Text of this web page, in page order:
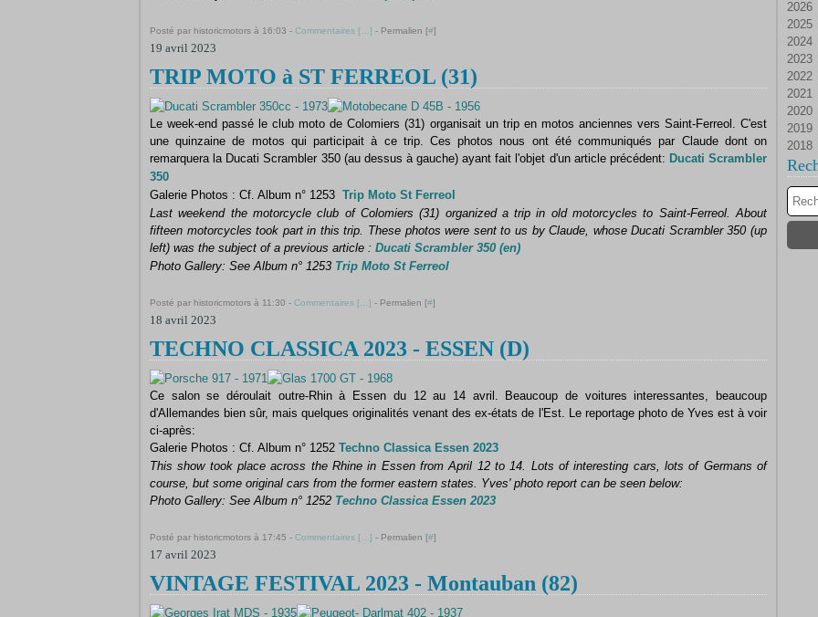
Posté par historicmotors à 16:03 - Commentaires [ ] - Permalien [#]
19 avril 2023
TRIP MOTO à ST FERREOL (31)
Le week-end passé le club moto de Colomiers (31) organisait un trip en motos anciennes vers Saint-Ferreol. C'est
une quinzaine de motos qui participait à ce trip. Ces photos nous ont été communiqués par Claude dont on
remarquera la Ducati Scrambler 350 (au dessus à gauche) ayant fait l'objet d'un article précédent: Ducati Scrambler
350
Galerie Photos : Cf. Album n° 1253 Trip Moto St Ferreol
Last weekend the motorcycle club of Colomiers (31) organized a trip in old motorcycles to Saint-Ferreol. About
fifteen motorcycles took part in this trip. These photos were sent to us by Claude, whose Ducati Scrambler 350 (up
left) was the subject of a previous article : Ducati Scrambler 350 (en)
Photo Gallery: See Album n° 1253 Trip Moto St Ferreol
Posté par historicmotors à 11:30 - Commentaires [ ] - Permalien [#]
18 avril 2023
TECHNO CLASSICA 2023 - ESSEN (D)
Ce salon se déroulait outre-Rhin à Essen du 12 au 14 avril. Beaucoup de voitures interessantes, beaucoup
d'Allemandes bien sûr, mais quelques originalités venant des ex-états de l'Est. Le reportage photo de Yves est à voir
ci-après:
Galerie Photos : Cf. Album n° 1252 Techno Classica Essen 2023
This show took place across the Rhine in Essen from April 12 to 14. Lots of interesting cars, lots of Germans of
course, but some original cars from the former eastern states. Yves' photo report can be seen below:
Photo Gallery: See Album n° 1252 Techno Classica Essen 2023
Posté par historicmotors à 17:45 - Commentaires [ ] - Permalien [#]
17 avril 2023
VINTAGE FESTIVAL 2023 - Montauban (82)
2026
2025
2024
2023
2022
2021
2020
2019
2018